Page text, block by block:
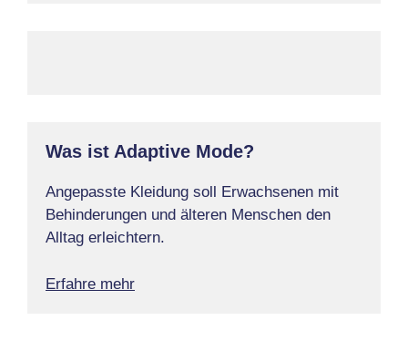
Was ist Adaptive Mode?
Angepasste Kleidung soll Erwachsenen mit
Behinderungen und älteren Menschen den
Alltag erleichtern.
Erfahre mehr